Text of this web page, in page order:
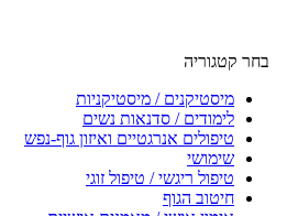
בחר קטגוריה
מיסטיקנים / מיסטיקניות
לימודים / סדנאות נשים
טיפולים אנרגטיים ואיזון גוף-נפש
שימושי
טיפול ריגשי / טיפול זוגי
חיטוב הגוף